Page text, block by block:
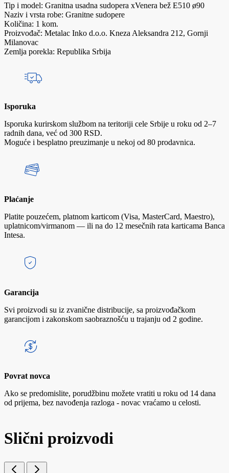
Tip i model: Granitna usadna sudopera xVenera bež E510 ø90
Naziv i vrsta robe: Granitne sudopere
Količina: 1 kom.
Proizvođač: Metalac Inko d.o.o. Kneza Aleksandra 212, Gornji
Milanovac
Zemlja porekla: Republika Srbija
Isporuka
Isporuka kurirskom službom na teritoriji cele Srbije u roku od 2–7
radnih dana, već od 300 RSD.
Moguće i besplatno preuzimanje u nekoj od 80 prodavnica.
Plaćanje
Platite pouzećem, platnom karticom (Visa, MasterCard, Maestro),
uplatnicom/virmanom — ili na do 12 mesečnih rata karticama Banca
Intesa.
Garancija
Svi proizvodi su iz zvanične distribucije, sa proizvođačkom
garancijom i zakonskom saobraznošću u trajanju od 2 godine.
Povrat novca
Ako se predomislite, porudžbinu možete vratiti u roku od 14 dana
od prijema, bez navođenja razloga - novac vraćamo u celosti.
Slični proizvodi